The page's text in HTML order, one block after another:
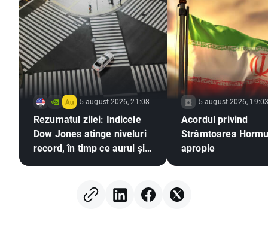
5 august 2026, 21:08
Rezumatul zilei: Indicele
Dow Jones atinge niveluri
record, în timp ce aurul și
speranțelor privind un
acord între SUA și Iran
5 august 2026, 19:03
Acordul privind
Strâmtoarea
apropie